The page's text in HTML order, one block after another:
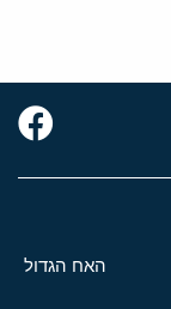
האח הגדול